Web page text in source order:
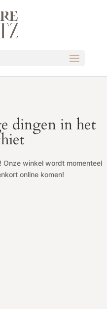
dingen in het
Onze winkel wordt momenteel
online komen!